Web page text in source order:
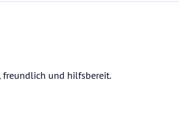
freundlich und hilfsbereit.